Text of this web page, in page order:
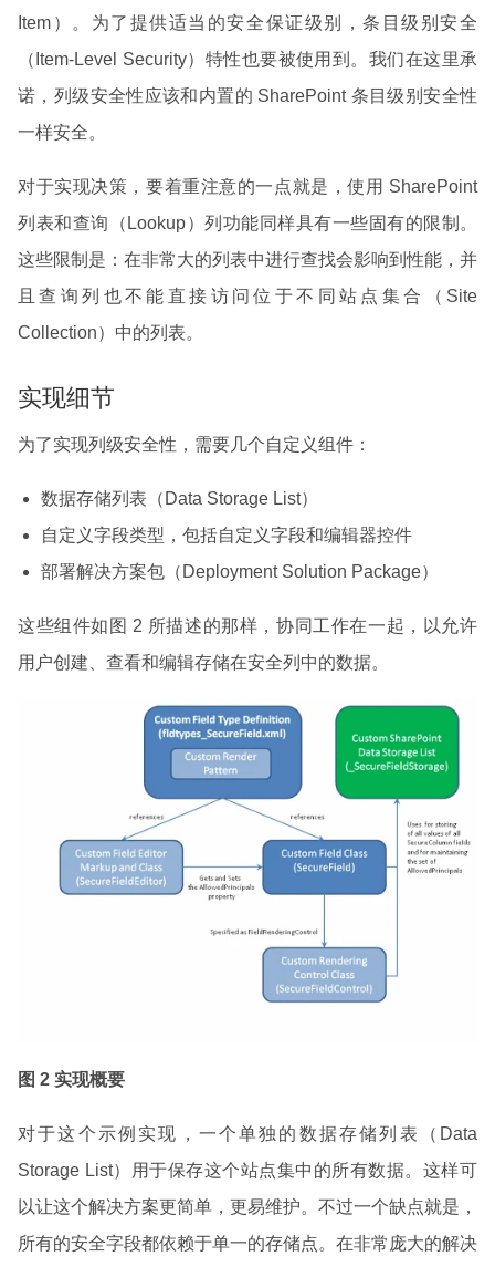
Item）。为了提供适当的安全保证级别，条目级别安全
（Item-Level Security）特性也要被使用到。我们在这里承
诺，列级安全性应该和内置的 SharePoint 条目级别安全性
一样安全。
对于实现决策，要着重注意的一点就是，使用 SharePoint
列表和查询（Lookup）列功能同样具有一些固有的限制。
这些限制是：在非常大的列表中进行查找会影响到性能，并
且查询列也不能直接访问位于不同站点集合（Site
Collection）中的列表。
实现细节
为了实现列级安全性，需要几个自定义组件：
数据存储列表（Data Storage List）
自定义字段类型，包括自定义字段和编辑器控件
部署解决方案包（Deployment Solution Package）
这些组件如图 2 所描述的那样，协同工作在一起，以允许
用户创建、查看和编辑存储在安全列中的数据。
图 2 实现概要
对于这个示例实现，一个单独的数据存储列表（Data
Storage List）用于保存这个站点集中的所有数据。这样可
以让这个解决方案更简单，更易维护。不过一个缺点就是，
所有的安全字段都依赖于单一的存储点。在非常庞大的解决